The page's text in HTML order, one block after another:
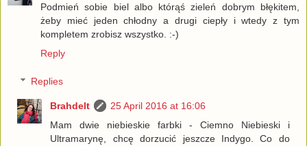
Podmień sobie biel albo którąś zieleń dobrym błękitem,
żeby mieć jeden chłodny a drugi ciepły i wtedy z tym
kompletem zrobisz wszystko. :-)
Reply
Replies
Brahdelt
25 April 2016 at 16:06
Mam dwie niebieskie farbki - Ciemno Niebieski i
Ultramarynę, chcę dorzucić jeszcze Indygo. Co do